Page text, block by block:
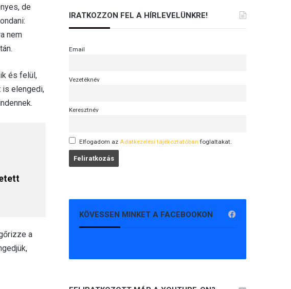
de
nem
és felül,
is elengedi,
a
IRATKOZZON FEL A HÍRLEVELÜNKRE!
Email
Vezetéknév
Keresztnév
Elfogadom az Adatkezelési tájékoztatóban foglaltakat.
KÖVESSEN MINKET A FACEBOOKON